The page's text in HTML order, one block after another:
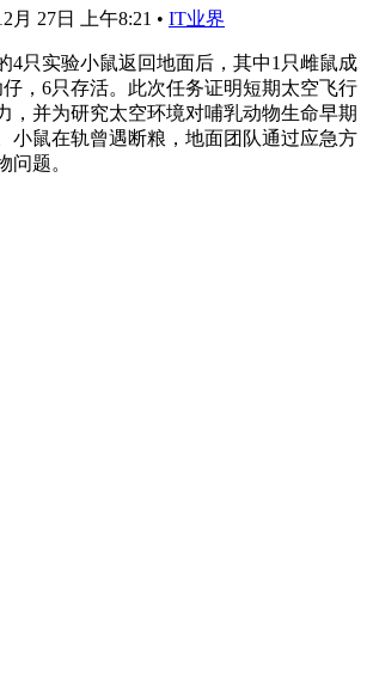
月 27日 上午8:21 • IT业界
4只实验小鼠返回地面后，其中1只雌鼠成
，6只存活。此次任务证明短期太空飞行
，并为研究太空环境对哺乳动物生命早期
小鼠在轨曾遇断粮，地面团队通过应急方
问题。